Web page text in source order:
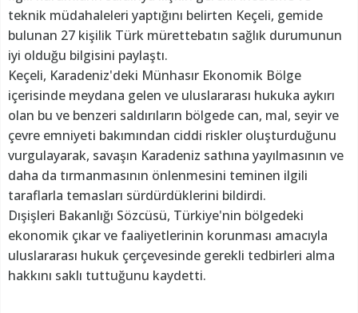
teknik müdahaleleri yaptığını belirten Keçeli, gemide
bulunan 27 kişilik Türk mürettebatın sağlık durumunun
iyi olduğu bilgisini paylaştı.
Keçeli, Karadeniz'deki Münhasır Ekonomik Bölge
içerisinde meydana gelen ve uluslararası hukuka aykırı
olan bu ve benzeri saldırıların bölgede can, mal, seyir ve
çevre emniyeti bakımından ciddi riskler oluşturduğunu
vurgulayarak, savaşın Karadeniz sathına yayılmasının ve
daha da tırmanmasının önlenmesini teminen ilgili
taraflarla temasları sürdürdüklerini bildirdi.
Dışişleri Bakanlığı Sözcüsü, Türkiye'nin bölgedeki
ekonomik çıkar ve faaliyetlerinin korunması amacıyla
uluslararası hukuk çerçevesinde gerekli tedbirleri alma
hakkını saklı tuttuğunu kaydetti.